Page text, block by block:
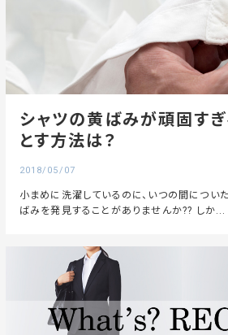
シャツの黄ばみが頑固すぎ
とす方法は？
2018/05/07
小まめに洗濯しているのに、いつの間につい
ばみを発見することがありませんか?? しか...